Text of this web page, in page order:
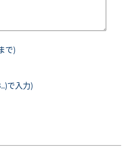
で)
で入力)